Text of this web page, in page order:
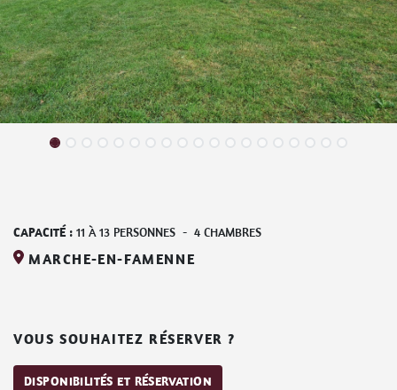
CAPACITÉ : 11 À13 PERSONNES - 4 CHAMBRES
MARCHE-EN-FAMENNE
VOUS SOUHAITEZ RÉSERVER ?
DISPONIBILITÉS ET RÉSERVATION